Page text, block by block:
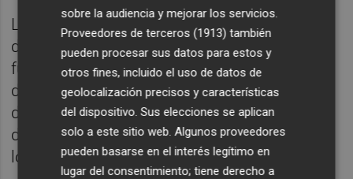
La Oficina de Estadística Municipal, además
de recopilar estos datos, tiene entre sus
funciones la de su almacenamiento y
difusión, y a esta última responde la edición
del anuario estadístico que pone a
disposición de la sociedad el acceso libre a
los datos.
sobre la audiencia y mejorar los servicios.
Proveedores de terceros (1913) también
pueden procesar sus datos para estos y
otros fines, incluido el uso de datos de
geolocalización precisos y características
del dispositivo. Sus elecciones se aplican
solo a este sitio web. Algunos proveedores
pueden basarse en el interés legítimo en
lugar del consentimiento; tiene derecho a